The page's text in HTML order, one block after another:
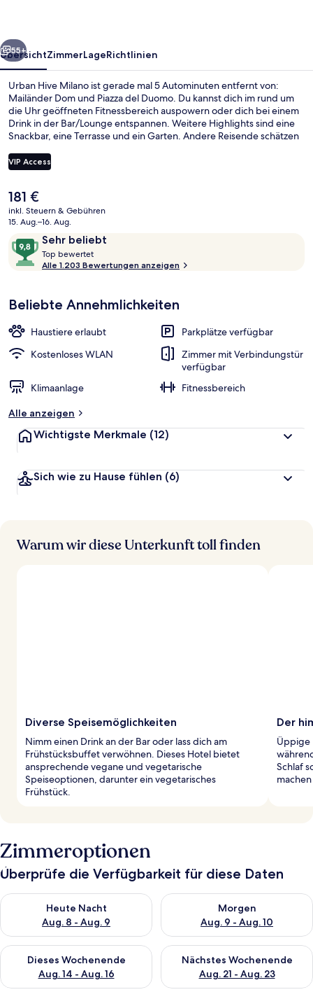
Weiter
55+
ÜbersichtZimmerLageRichtlinien
Urban Hive Milano ist gerade mal 5 Autominuten entfernt von:
Mailänder Dom und Piazza del Duomo. Du kannst dich im rund um
die Uhr geöffneten Fitnessbereich auspowern oder dich bei einem
Drink in der Bar/Lounge entspannen. Weitere Highlights sind eine
Snackbar, eine Terrasse und ein Garten. Andere Reisende schätzen
Metrostation Moscova sind es nur wenige Schritte und zur
Straßenbahnhaltestelle Arena sind es 5 Gehminuten.
VIP Access
Der
aktuelle
Preis
181 €.
181 €
inkl. Steuern & Gebühren
15. Aug.–16. Aug.
Bewertungen
Sehr beliebt
9,8
von
10,
beliebt
Top bewertet
o
b
w
r
Alle 1.203 Bewertungen anzeigen
Beliebte Annehmlichkeiten
Haustiere erlaubt
Parkplätze verfügbar
Kostenloses WLAN
Zimmer mit Verbindungstür
verfügbar
Klimaanlage
Fitnessbereich
Alle anzeigen
Wichtigste Merkmale (12)
Sich wie zu Hause fühlen (6)
Warum wir diese Unterkunft toll finden
Diverse Speisemöglichkeiten
Nimm einen Drink an der Bar oder lass dich am
Frühstücksbuffet verwöhnen. Dieses Hotel bietet
ansprechende vegane und vegetarische
Speiseoptionen, darunter ein vegetarisches
Frühstück.
Der
Üppige
Schlaf
Zimmeroptionen
Überprüfe die Verfügbarkeit für diese Daten
Heute Nacht
Aug. 8 - Aug. 9
Überprüfe die Verfügbarkeit für heute Nacht, Aug. 8 - Aug. 9.
Morgen
Aug. 9 - Aug. 10
Überprüfe die Verfügbarkeit
Dieses Wochenende
Aug. 14 - Aug. 16
Überprüfe die Verfügbarkeit für dieses Wochenende, Aug. 14
Nächstes Wochenende
Aug. 21 - Aug. 23
Überprüfe die Verfügbarkeit